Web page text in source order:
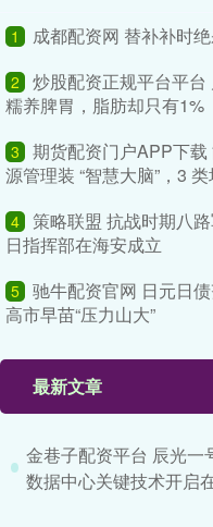
1 成都配资网 替补补时
2
炒股配资正规平台平台
糯养脾胃，脂肪却只有1%
3
期货配资门户APP下
源管理装 “智慧大脑”，3
4 策略联盟 抗战时期八
日指挥部在海安成立
5 驰牛配资官网 日元日债
高市早苗“压力山大”
最新文章
金巷子配资平台 辰光一
数据中心关键技术开启